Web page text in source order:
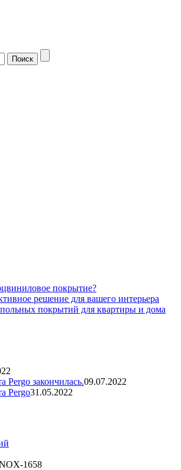
Поиск
покрытие?
решение для вашего интерьера
покрытий для квартиры и дома
Pergo закончилась.09.07.2022
Pergo31.05.2022
1658